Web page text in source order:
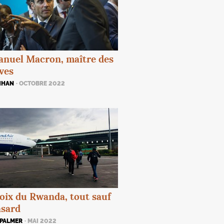
Macron, maître des
· OCTOBRE 2022
du Rwanda, tout sauf
· MAI 2022